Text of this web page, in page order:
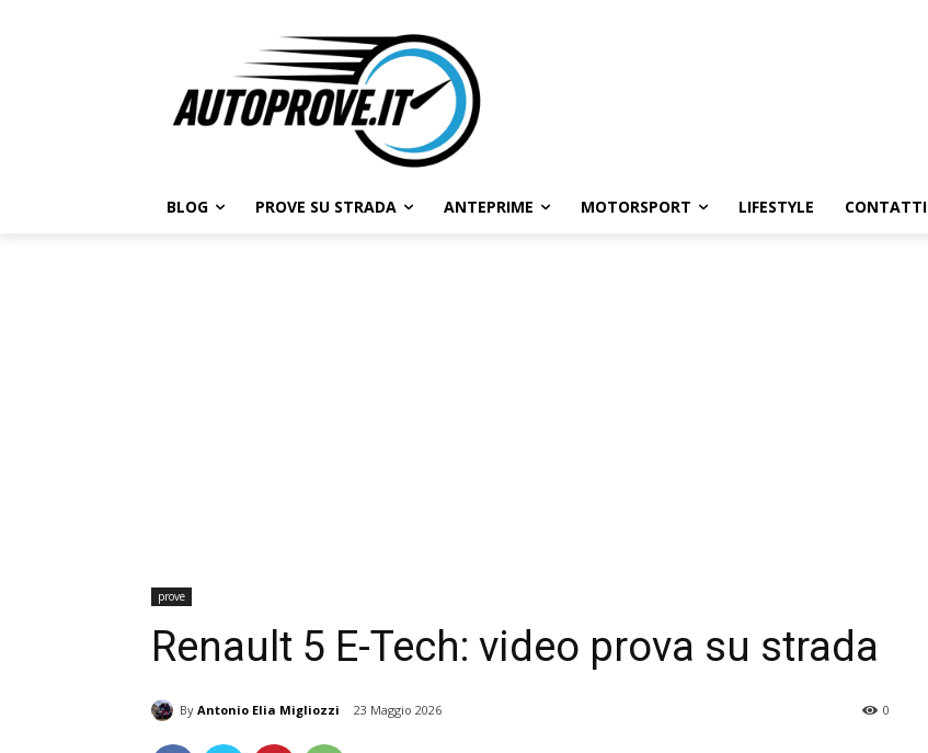
BLOG PROVE SU STRADA ANTEPRIME MOTORSPORT LIFESTYLE CONTATTI
prove
Renault 5 E-Tech: video prova su strada
By Antonio Elia Migliozzi 23 Maggio 2026 0